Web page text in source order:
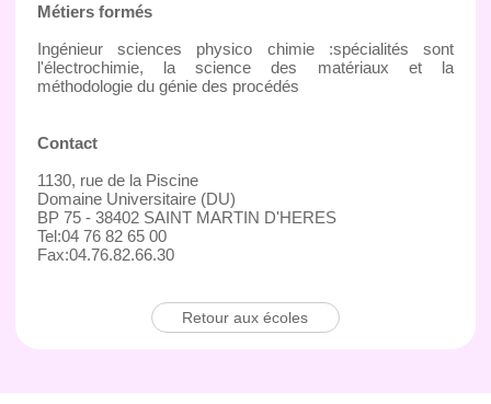
Métiers formés
Ingénieur sciences physico chimie :spécialités sont
l'électrochimie, la science des matériaux et la
méthodologie du génie des procédés
Contact
1130, rue de la Piscine
Domaine Universitaire (DU)
BP 75 - 38402 SAINT MARTIN D'HERES
Tel:04 76 82 65 00
Fax:04.76.82.66.30
Retour aux écoles